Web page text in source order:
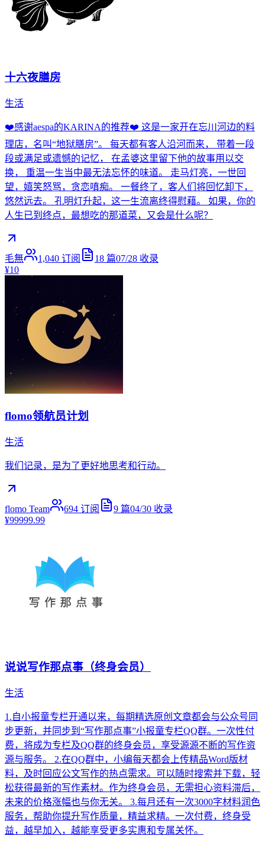
十六夜膳房
生活
❤️感谢aespa的KARINA的推荐❤️ 这是一家开在忘川河边的料
理店，名叫“地狱膳房”。 每天都有客人沿河而来， 带着一段
段或满足或遗憾的记忆， 在孟婆这里留下他的故事用以交
换， 重温一生当中最无法忘怀的味道。 走马灯亮，一世回
望，嬉笑怒骂，贪恋嗔痴。 一餐终了，客人们将回忆卸下，
悠然远去。 孔明灯升起，这一生流离终得慰藉。 如果，你的
人生已到终点，最想吃的那道菜，又会是什么呢？
毛無 1,040 订阅 18 篇07/28 收录
¥10
flomo领航员计划
生活
我们记录，是为了更好地思考和行动。
flomo Team 694 订阅 9 篇04/30 收录
¥99999.99
说说写作那点事（终身会员）
生活
1.自小报童专栏开通以来，每期精选原创文章都会与公众号同
步更新，并同步到“写作那点事”小报童专栏QQ群。一次性付
费，将成为专栏及QQ群的终身会员，享受源源不断的写作资
源与服务。 2.在QQ群中，小编每天都会上传精品Word版材
料，及时回应公文写作的热点需求。可以随时搜索并下载，轻
松获得最新的写作素材。作为终身会员，无需担心资料滞后，
未来的价格涨幅也与你无关。 3.每月还有一次3000字材料润色
服务，帮助你提升写作质量，精益求精。一次付费，终身受
益，越早加入，越能享受更多实惠和专属关怀。